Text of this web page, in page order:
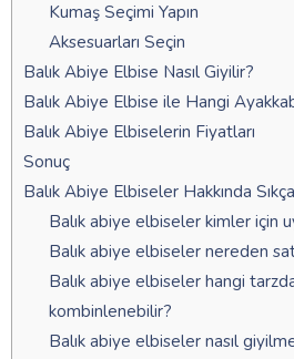
Kumaş Seçimi Yapın
Aksesuarları Seçin
Balık Abiye Elbise Nasıl Giyilir?
Balık Abiye Elbise ile Hangi
Balık Abiye Elbiselerin Fiyatları
Sonuç
Balık Abiye Elbiseler Hakkında
Balık abiye elbiseler kimler için
Balık abiye elbiseler nereden
Balık abiye elbiseler hangi
kombinlenebilir?
Balık abiye elbiseler nasıl